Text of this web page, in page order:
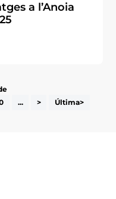
a l’Anoia
... > Última>